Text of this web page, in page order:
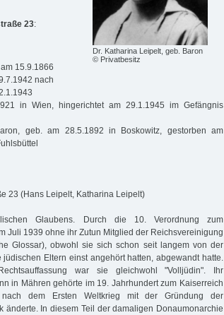
Dr. Katharina Leipelt, geb. Baron
© Privatbesitz
23:
15.9.1866
nach
in Wien, hingerichtet am 29.1.1945 im Gefängnis
geb. am 28.5.1892 in Boskowitz, gestorben am
23 (Hans Leipelt, Katharina Leipelt)
Glaubens. Durch die 10. Verordnung zum
Juli 1939 ohne ihr Zutun Mitglied der Reichsvereinigung
Glossar), obwohl sie sich schon seit langem von der
Eltern einst angehört hatten, abgewandt hatte.
war sie gleichwohl "Volljüdin". Ihr
in Mähren gehörte im 19. Jahrhundert zum Kaiserreich
nach dem Ersten Weltkrieg mit der Gründung der
änderte. In diesem Teil der damaligen Donaumonarchie